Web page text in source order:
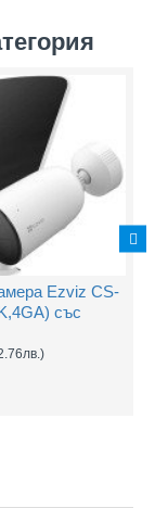
Ezviz CS-
със